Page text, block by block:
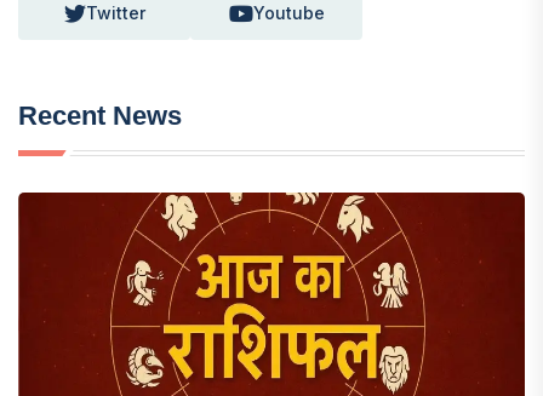
Twitter Youtube
Recent News